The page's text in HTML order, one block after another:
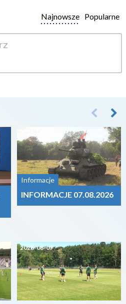
Popularne
Najnowsze
Informacje
INFORMACJE 07.08.2026
2026-08-07